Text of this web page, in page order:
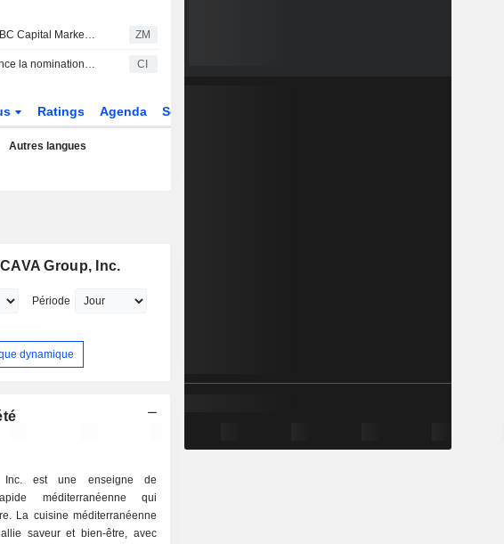
CAVA GROUP, INC. : RBC Capital Markets toujours à l'achat ZM
Cava Group, Inc. annonce la nomination d'Amiee Bayer-Thomas au sein de son conseil d'administration et de ses comités, à compter du 29 juillet 2026 CI
Ratings Agenda Secteur
Autres langues
Group, Inc.
Période
dynamique
Inc. est une enseigne de
méditerranéenne qui
La cuisine méditerranéenne
saveur et bien-être, avec